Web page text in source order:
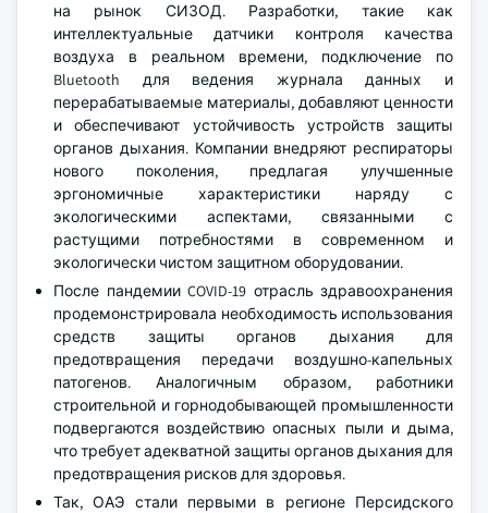
на рынок СИЗОД. Разработки, такие как
интеллектуальные датчики контроля качества
воздуха в реальном времени, подключение по
Bluetooth для ведения журнала данных и
перерабатываемые материалы, добавляют ценности
и обеспечивают устойчивость устройств защиты
органов дыхания. Компании внедряют респираторы
нового поколения, предлагая улучшенные
эргономичные характеристики наряду с
экологическими аспектами, связанными с
растущими потребностями в современном и
экологически чистом защитном оборудовании.
После пандемии COVID-19 отрасль здравоохранения
продемонстрировала необходимость использования
средств защиты органов дыхания для
предотвращения передачи воздушно-капельных
патогенов. Аналогичным образом, работники
строительной и горнодобывающей промышленности
подвергаются воздействию опасных пыли и дыма,
что требует адекватной защиты органов дыхания для
предотвращения рисков для здоровья.
Так, ОАЭ стали первыми в регионе Персидского